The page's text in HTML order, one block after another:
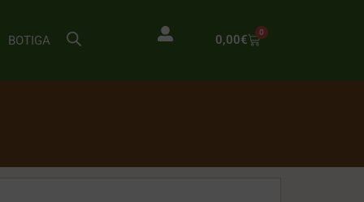
BOTIGA 0,00€
0